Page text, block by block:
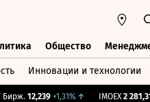
Общество
Инновации и технологии
12,239 +1,31%↑ IMOEX 2 281,31